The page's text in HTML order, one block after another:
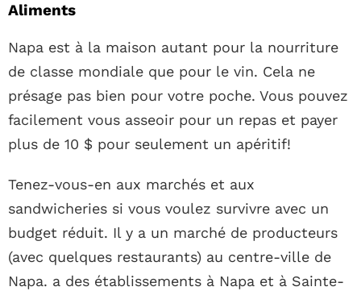
Aliments
Napa est à la maison autant pour la nourriture
de classe mondiale que pour le vin. Cela ne
présage pas bien pour votre poche. Vous pouvez
facilement vous asseoir pour un repas et payer
plus de 10 $ pour seulement un apéritif!
Tenez-vous-en aux marchés et aux
sandwicheries si vous voulez survivre avec un
budget réduit. Il y a un marché de producteurs
(avec quelques restaurants) au centre-ville de
Napa. a des établissements à Napa et à Sainte-